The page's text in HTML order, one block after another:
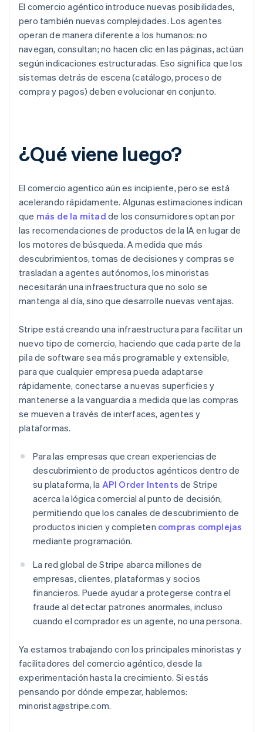
El comercio agéntico introduce nuevas posibilidades,
pero también nuevas complejidades. Los agentes
operan de manera diferente a los humanos: no
navegan, consultan; no hacen clic en las páginas, actúan
según indicaciones estructuradas. Eso significa que los
sistemas detrás de escena (catálogo, proceso de
compra y pagos) deben evolucionar en conjunto.
¿Qué viene luego?
El comercio agentico aún es incipiente, pero se está
acelerando rápidamente. Algunas estimaciones indican
que más de la mitad de los consumidores optan por
las recomendaciones de productos de la IA en lugar de
los motores de búsqueda. A medida que más
descubrimientos, tomas de decisiones y compras se
trasladan a agentes autónomos, los minoristas
necesitarán una infraestructura que no solo se
mantenga al día, sino que desarrolle nuevas ventajas.
Stripe está creando una infraestructura para facilitar un
nuevo tipo de comercio, haciendo que cada parte de la
pila de software sea más programable y extensible,
para que cualquier empresa pueda adaptarse
rápidamente, conectarse a nuevas superficies y
mantenerse a la vanguardia a medida que las compras
se mueven a través de interfaces, agentes y
plataformas.
Para las empresas que crean experiencias de
descubrimiento de productos agénticos dentro de
su plataforma, la API Order Intents de Stripe
acerca la lógica comercial al punto de decisión,
permitiendo que los canales de descubrimiento de
productos inicien y completen compras complejas
mediante programación.
La red global de Stripe abarca millones de
empresas, clientes, plataformas y socios
financieros. Puede ayudar a protegerse contra el
fraude al detectar patrones anormales, incluso
cuando el comprador es un agente, no una persona.
Ya estamos trabajando con los principales minoristas y
facilitadores del comercio agéntico, desde la
experimentación hasta la crecimiento. Si estás
pensando por dónde empezar, hablemos:
minorista@stripe.com.
Alemania
Deutsch English
English
Deutsch English
Bélgica
Nederlands Deutsch
PortuguêsEnglish
Bulgaria
English
Canadá
English
Chipre
English
Croacia
Italiano
English
Emiratos Árabes Unidos
English
English
Eslovenia
EnglishItaliano
España
Español English
Estados Unidos
Estonia
English
Finlandia
English Svenska
Francia
FrançaisEnglish